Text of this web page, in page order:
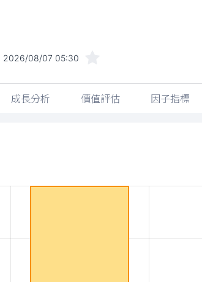
2026/08/07 05:30
成長分析 價值評估 因子指標